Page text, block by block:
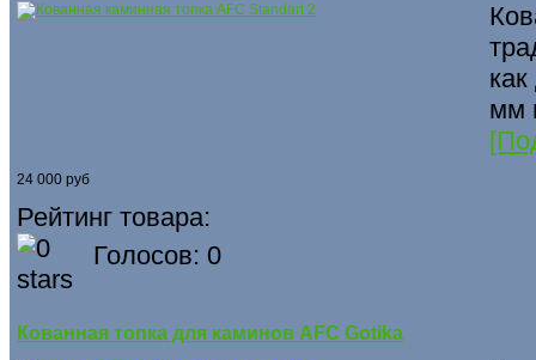
мм
24 000 руб
Рейтинг товара:
Голосов: 0
Кованная топка для каминов AFC Gotika